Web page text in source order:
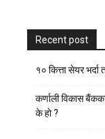
Recent post
१० कित्ता सेयर
कर्णाली विकास
के हाे ?